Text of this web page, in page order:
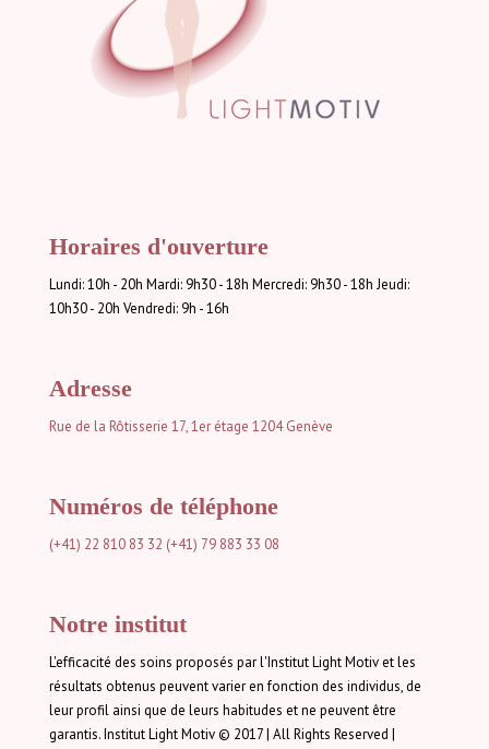
Horaires d'ouverture
Lundi: 10h - 20h Mardi: 9h30 - 18h Mercredi: 9h30 - 18h Jeudi:
10h30 - 20h Vendredi: 9h - 16h
Adresse
Rue de la Rôtisserie 17, 1er étage 1204 Genève
Numéros de téléphone
(+41) 22 810 83 32 (+41) 79 883 33 08
Notre institut
L'efficacité des soins proposés par l'Institut Light Motiv et les
résultats obtenus peuvent varier en fonction des individus, de
leur profil ainsi que de leurs habitudes et ne peuvent être
garantis. Institut Light Motiv © 2017 | All Rights Reserved |